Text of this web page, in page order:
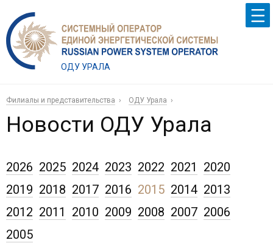
ОДУ УРАЛА
Филиалы и представительства ОДУ Урала
Новости ОДУ Урала
2026 2025 2024 2023 2022 2021
2020
2019 2018 2017 2016 2015 2014 2013
2012 2011 2010 2009 2008 2007 2006
2005